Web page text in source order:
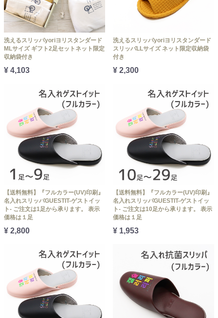
洗えるスリッパyoriヨリスタンダード
MLサイズ ギフト2足セットネット限定
収納袋付き
¥ 4,103
洗えるスリッパyoriヨリスタンダード
スリッパLLサイズ ネット限定収納袋
付き
¥ 2,300
【送料無料】『フルカラー(UV)印刷』
名入れスリッパGUESTIT-ゲストイッ
ト- ご注文は1足から承ります。 表示
価格は１足
¥ 2,800
【送料無料】『フルカラー(UV)印刷』
名入れスリッパGUESTIT-ゲストイッ
ト- ご注文は10足から承ります。 表示
価格は１足
¥ 1,953